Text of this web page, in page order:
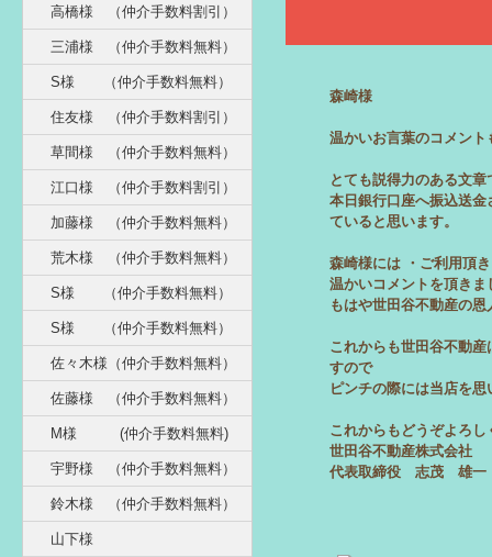
高橋様 （仲介手数料割引）
三浦様 （仲介手数料無料）
S様 （仲介手数料無料）
住友様 （仲介手数料割引）
草間様 （仲介手数料無料）
江口様 （仲介手数料割引）
加藤様 （仲介手数料無料）
荒木様 （仲介手数料無料）
S様 （仲介手数料無料）
S様 （仲介手数料無料）
佐々木様（仲介手数料無料）
佐藤様 （仲介手数料無料）
M様 (仲介手数料無料)
宇野様 （仲介手数料無料）
鈴木様 （仲介手数料無料）
山下様
森崎様
温かいお言葉のコメン
とても説得力のある文
本日銀行口座へ振込送
ていると思います。
森崎様には ・ご利用頂
温かいコメントを頂きま
もはや世田谷不動産の
これからも世田谷不動
すので
ピンチの際には当店を
これからもどうぞよろ
世田谷不動産株式会社
代表取締役 志茂 雄一